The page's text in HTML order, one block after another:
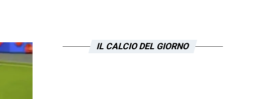
IL CALCIO DEL GIORNO